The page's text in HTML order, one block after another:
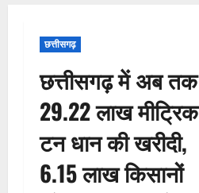
छत्तीसगढ़
छत्तीसगढ़ में अब तक
29.22 लाख मीट्रिक
टन धान की खरीदी,
6.15 लाख किसानों